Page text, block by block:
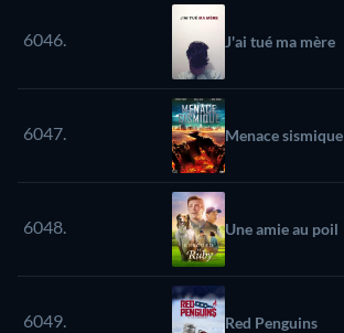
6046. J'ai tué ma mère
6047. Menace sismique
6048. Une amie au poil
6049. Red Penguins